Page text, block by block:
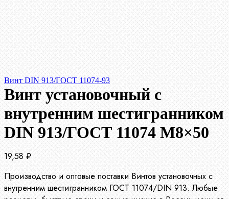
Винт DIN 913/ГОСТ 11074-93
Винт установочный с
внутренним шестигранником
DIN 913/ГОСТ 11074 М8×50
19,58 ₽
Производство и оптовые поставки Винтов установочных с
внутренним шестигранником ГОСТ 11074/DIN 913. Любые